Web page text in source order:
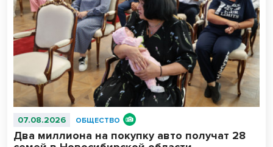
07.08.2026 ОБЩЕСТВО
Два миллиона на покупку авто получат 28